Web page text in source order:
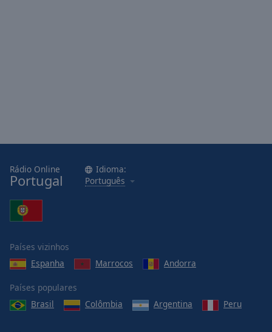
Edge
Style
Font
Reset
Close
Modal
Dialog
Rádio Online
Portugal
Idioma:
Português
Países vizinhos
Espanha
Marrocos Andorra
Países populares
Brasil
Colômbia Argentina Peru